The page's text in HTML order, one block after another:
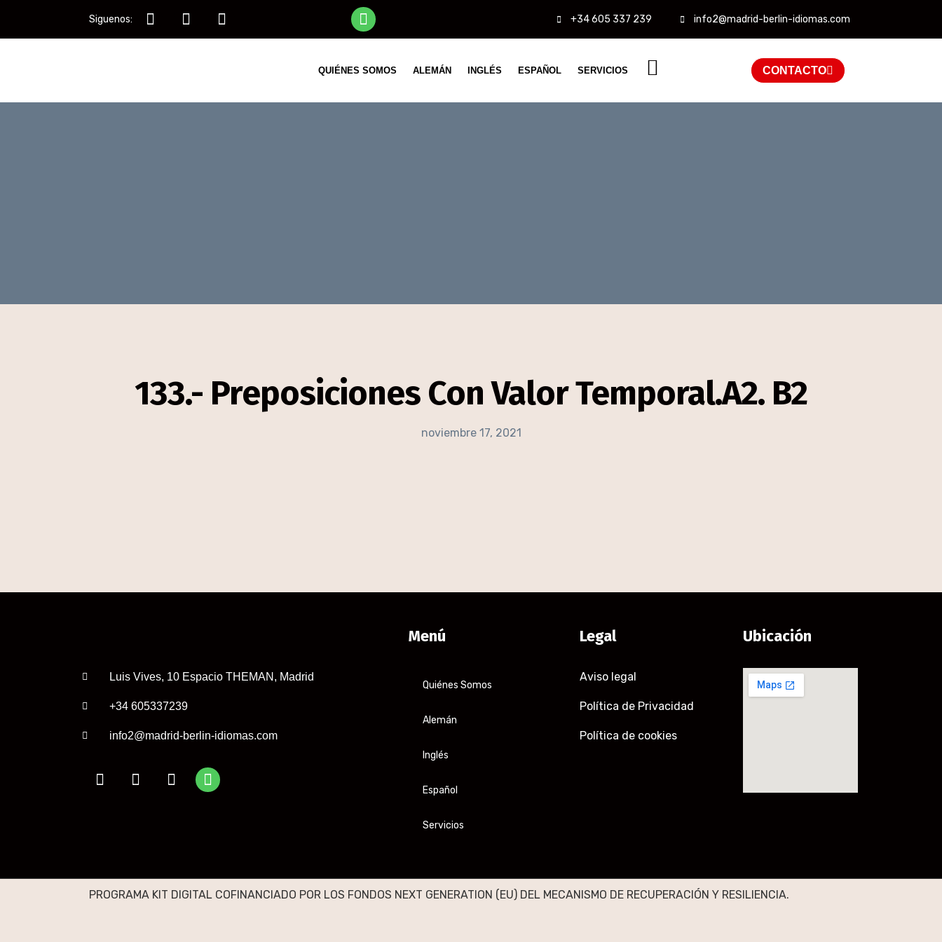
Siguenos: +34 605 337 239 info2@madrid-berlin-idiomas.com
QUIÉNES SOMOS ALEMÁN INGLÉS ESPAÑOL SERVICIOS CONTACTO
133.- Preposiciones Con Valor Temporal.A2. B2
noviembre 17, 2021
Luis Vives, 10 Espacio THEMAN, Madrid
+34 605337239
info2@madrid-berlin-idiomas.com
Menú
Quiénes Somos
Alemán
Inglés
Español
Servicios
Legal
Aviso legal
Política de Privacidad
Política de cookies
Ubicación
PROGRAMA KIT DIGITAL COFINANCIADO POR LOS FONDOS NEXT GENERATION (EU) DEL MECANISMO DE RECUPERACIÓN Y RESILIENCIA.